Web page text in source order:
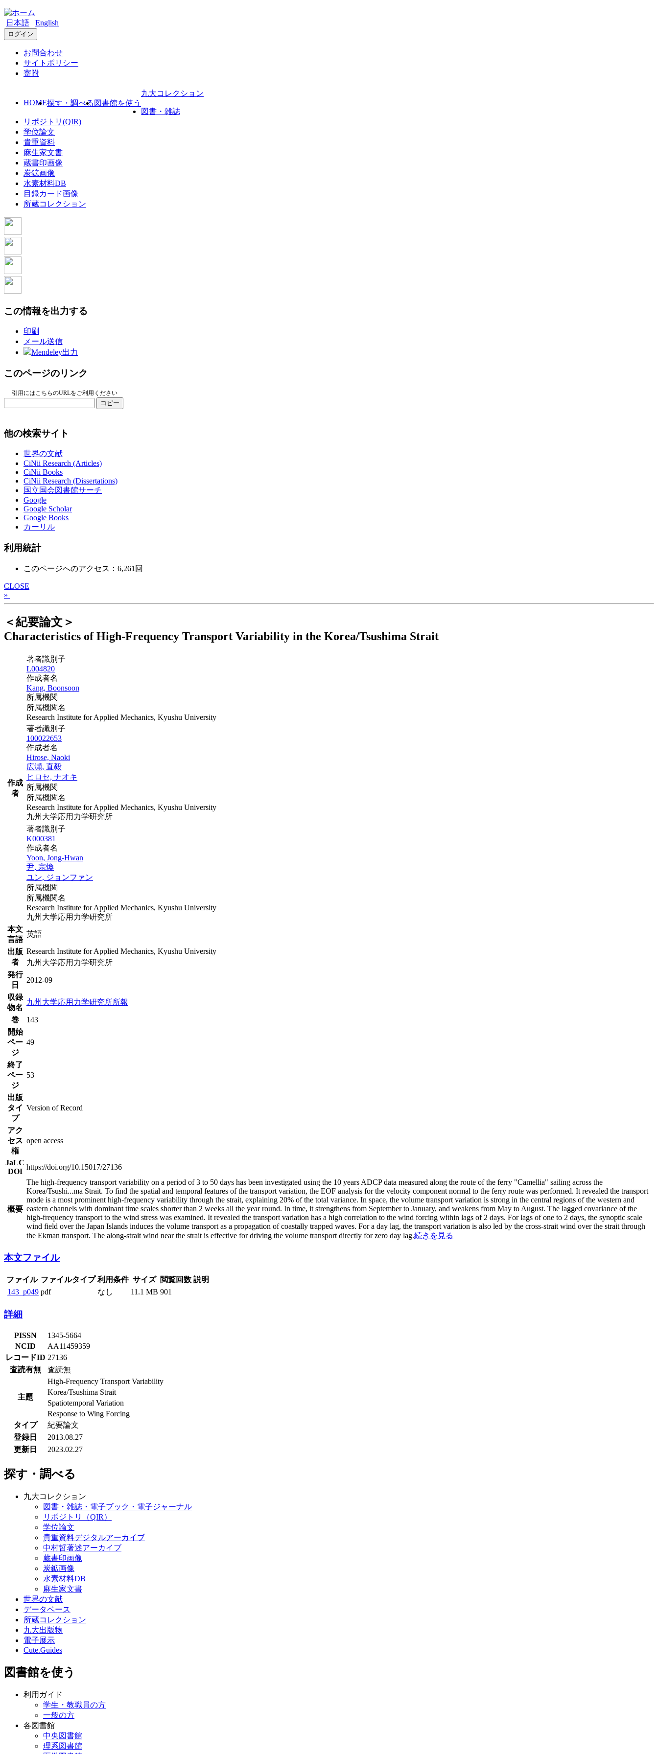
日本語 English
ログイン
お問合わせ
サイトポリシー
寄附
HOME探す・調べる 図書館を使う
九大コレクション
図書・雑誌
リポジトリ(QIR)
学位論文
貴重資料
麻生家文書
蔵書印画像
炭鉱画像
水素材料DB
目録カード画像
所蔵コレクション
この情報を出力する
印刷
メール送信
Mendeley出力
このページのリンク
引用にはこちらのURLをご利用ください
コピー
他の検索サイト
世界の文献
CiNii Research (Articles)
CiNii Books
CiNii Research (Dissertations)
国立国会図書館サーチ
Google
Google Scholar
Google Books
カーリル
利用統計
このページへのアクセス：6,261回
CLOSE
»
＜紀要論文＞
Characteristics of High-Frequency Transport Variability in the Korea/Tsushima Strait
作成
者
著者識別子
L004820
作成者名
Kang, Boonsoon
所属機関
所属機関名
Research Institute for Applied Mechanics, Kyushu University
著者識別子
100022653
作成者名
Hirose, Naoki
広瀬, 直毅
ヒロセ, ナオキ
所属機関
所属機関名
Research Institute for Applied Mechanics, Kyushu University
九州大学応用力学研究所
著者識別子
K000381
作成者名
Yoon, Jong-Hwan
尹, 宗煥
ユン, ジョンファン
所属機関
所属機関名
Research Institute for Applied Mechanics, Kyushu University
九州大学応用力学研究所
本文
言語
英語
出版
者
Research Institute for Applied Mechanics, Kyushu University
九州大学応用力学研究所
発行
日
2012-09
収録
物名
九州大学応用力学研究所所報
巻
143
開始
ペー
ジ
49
終了
ペー
ジ
53
出版
タイ
プ
Version of Record
アク
セス
権
open access
JaLC
DOI
https://doi.org/10.15017/27136
概要
The high-frequency transport variability on a period of 3 to 50 days has been investigated using the 10 years ADCP data measured along the route of the ferry "Camellia" sailing across the
Korea/Tsushi...ma Strait. To find the spatial and temporal features of the transport variation, the EOF analysis for the velocity component normal to the ferry route was performed. It revealed the transport
mode is a most prominent high-frequency variability through the strait, explaining 20% of the total variance. In space, the volume transport variation is strong in the central regions of the western and
eastern channels with dominant time scales shorter than 2 weeks all the year round. In time, it strengthens from September to January, and weakens from May to August. The lagged covariance of the
high-frequency transport to the wind stress was examined. It revealed the transport variation has a high correlation to the wind forcing within lags of 2 days. For lags of one to 2 days, the synoptic scale
wind field over the Japan Islands induces the volume transport as a propagation of coastally trapped waves. For a day lag, the transport variation is also led by the cross-strait wind over the strait through
the Ekman transport. The along-strait wind near the strait is effective for driving the volume transport directly for zero day lag.続きを見る
本文ファイル
ファイル ファイルタイプ 利用条件 サイズ 閲覧回数 説明
143_p049 pdf なし 11.1 MB 901
詳細
PISSN
1345-5664
NCID
AA11459359
レコードID 27136
査読有無
査読無
主題
High-Frequency Transport Variability
Korea/Tsushima Strait
Spatiotemporal Variation
Response to Wing Forcing
タイプ
紀要論文
登録日
2013.08.27
更新日
2023.02.27
探す・調べる
九大コレクション
図書・雑誌・電子ブック・電子ジャーナル
リポジトリ（QIR）
学位論文
貴重資料デジタルアーカイブ
中村哲著述アーカイブ
蔵書印画像
炭鉱画像
水素材料DB
麻生家文書
世界の文献
データベース
所蔵コレクション
九大出版物
電子展示
Cute.Guides
図書館を使う
利用ガイド
学生・教職員の方
一般の方
各図書館
中央図書館
理系図書館